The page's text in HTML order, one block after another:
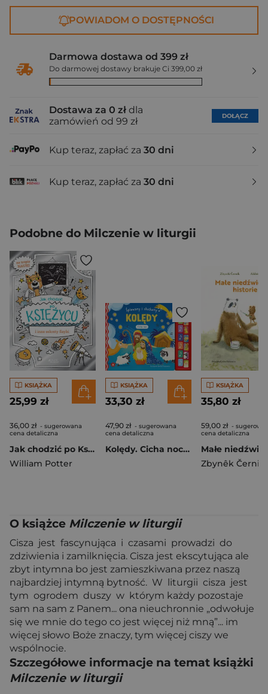
POWIADOM O DOSTĘPNOŚCI
Darmowa dostawa od 399 zł
Do darmowej dostawy brakuje Ci 399,00 zł
Dostawa za 0 zł dla
zamówień od 99 zł
DOŁĄCZ
Kup teraz, zapłać za 30 dni
Kup teraz, zapłać za 30 dni
Podobne do Milczenie w liturgii
KSIĄŻKA
25,99 zł
36,00 zł - sugerowana
cena detaliczna
Jak chodzić po Księżycu i inne sekrety fizyki
William Potter
KSIĄŻKA
33,30 zł
47,90 zł - sugerowana
cena detaliczna
Kolędy. Cicha noc. Śpiewamy i słuchamy
KSIĄŻKA
35,80 zł
59,00 zł -
cena detaliczna
Zbynêk Černik
O książce Milczenie w liturgii
Cisza jest fascynująca i czasami prowadzi do
zdziwienia i zamilknięcia. Cisza jest ekscytująca ale
zbyt intymna bo jest zamieszkiwana przez naszą
najbardziej intymną bytność. W liturgii cisza jest
tym ogrodem duszy w którym każdy pozostaje
sam na sam z Panem... ona nieuchronnie „odwołuje
się we mnie do tego co jest więcej niż mną”... im
więcej słowo Boże znaczy, tym więcej ciszy we
wspólnocie.
Szczegółowe informacje na temat książki
Milczenie w liturgii